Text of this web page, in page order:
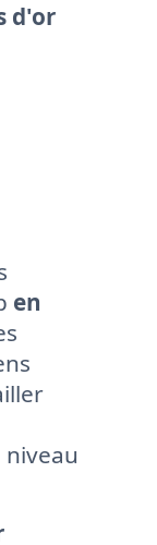
d'or
en